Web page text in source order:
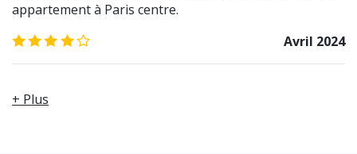
+ Plus
appartement à Paris centre.
Avril 2024